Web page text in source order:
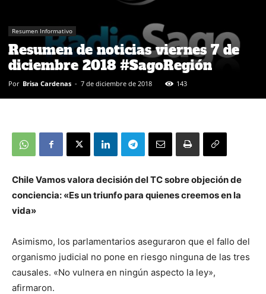
Resumen Informativo
Resumen de noticias viernes 7 de
diciembre 2018 #SagoRegión
Por Brisa Cardenas - 7 de diciembre de 2018 143
Chile Vamos valora decisión del TC sobre objeción de
conciencia: «Es un triunfo para quienes creemos en la
vida»
Asimismo, los parlamentarios aseguraron que el fallo del
organismo judicial no pone en riesgo ninguna de las tres
causales. «No vulnera en ningún aspecto la ley»,
afirmaron.